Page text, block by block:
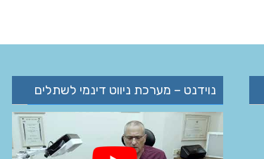
נוידנט – מערכת ניווט דינמי לשתלים